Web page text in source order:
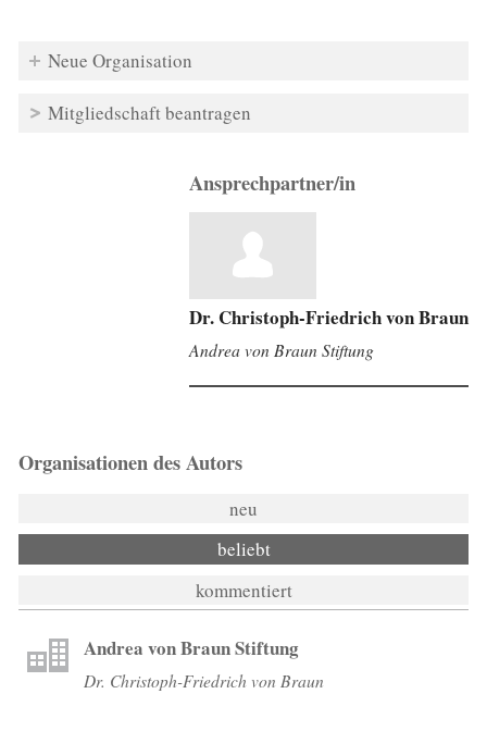
Neue Organisation
Mitgliedschaft beantragen
Ansprechpartner/in
Dr. Christoph-Friedrich von Braun
Andrea von Braun Stiftung
Organisationen des Autors
neu
beliebt
kommentiert
Andrea von Braun Stiftung
Dr. Christoph-Friedrich von Braun